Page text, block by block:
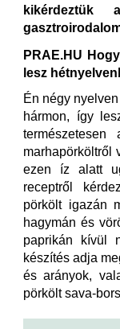
PRAE.HU
lesz
Én négy
hármon, így
marhapörköltről
ezen íz alatt
receptről
pörkölt igazán
hagymán és
paprikán kívül
készítés adja
és arányok,
pörkölt sava-